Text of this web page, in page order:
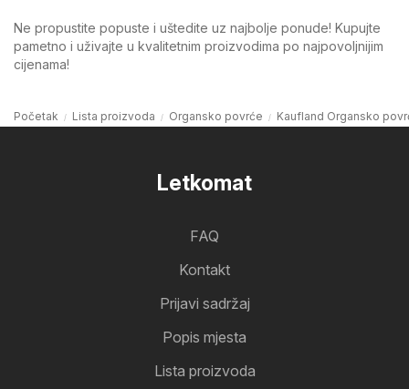
Ne propustite popuste i uštedite uz najbolje ponude! Kupujte
pametno i uživajte u kvalitetnim proizvodima po najpovoljnijim
cijenama!
Početak Lista proizvoda Organsko povrće Kaufland Organsko
Letkomat
FAQ
Kontakt
Prijavi sadržaj
Popis mjesta
Lista proizvoda